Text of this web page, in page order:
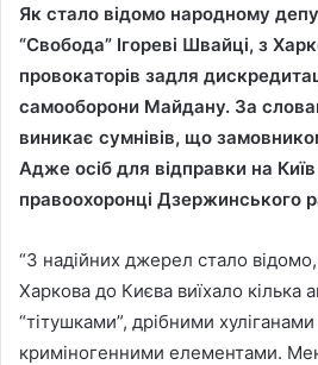
Як стало відомо народному
“Свобода” Ігореві Швайці, з
провокаторів задля
самооборони Майдану. За
виникає сумнівів, що
Адже осіб для відправки на
правоохоронці Дзержинського
“З надійних джерел стало
Харкова до Києва виїхало кілька
“тітушками”, дрібними
криміногенними елементами.